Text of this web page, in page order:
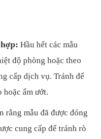
Hầu hết các mẫu
độ phòng hoặc theo
cấp dịch vụ. Tránh để
hoặc ẩm ướt.
rằng mẫu đã được đóng
cung cấp để tránh rò